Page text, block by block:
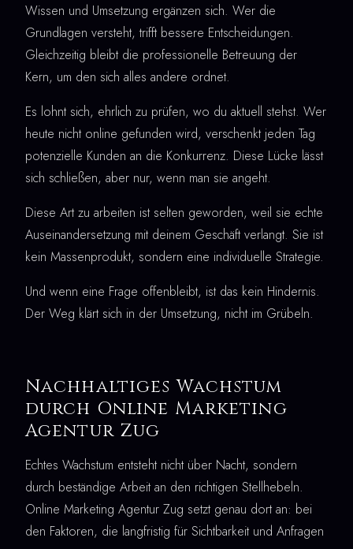
Wissen und Umsetzung ergänzen sich. Wer die
Grundlagen versteht, trifft bessere Entscheidungen.
Gleichzeitig bleibt die professionelle Betreuung der
Kern, um den sich alles andere ordnet.
Es lohnt sich, ehrlich zu prüfen, wo du aktuell stehst. Wer
heute nicht online gefunden wird, verschenkt jeden Tag
potenzielle Kunden an die Konkurrenz. Diese Lücke lässt
sich schließen, aber nur, wenn man sie angeht.
Diese Art zu arbeiten ist selten geworden, weil sie echte
Auseinandersetzung mit deinem Geschäft verlangt. Sie ist
kein Massenprodukt, sondern eine individuelle Strategie.
Und wenn eine Frage offenbleibt, ist das kein Hindernis.
Der Weg klärt sich in der Umsetzung, nicht im Grübeln.
Nachhaltiges Wachstum
durch Online Marketing
Agentur Zug
Echtes Wachstum entsteht nicht über Nacht, sondern
durch beständige Arbeit an den richtigen Stellhebeln.
Online Marketing Agentur Zug setzt genau dort an: bei
den Faktoren, die langfristig für Sichtbarkeit und Anfragen